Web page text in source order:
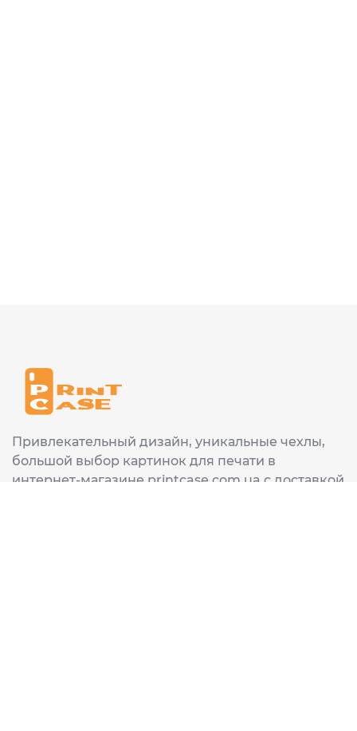
Привлекательный дизайн, уникальные чехлы,
большой выбор картинок для печати в
интернет-магазине printcase.com.ua с доставкой